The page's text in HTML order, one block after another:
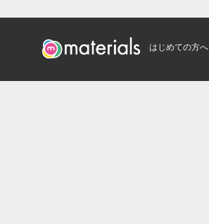
はじめての方へ